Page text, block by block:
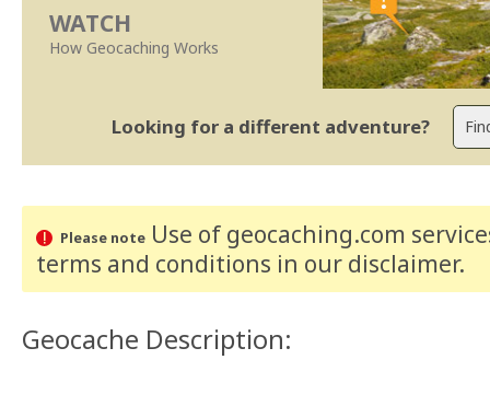
WATCH
How Geocaching Works
Looking for a different adventure?
Please noteUse of geocaching.com
terms and conditions in our disclaimer.
Geocache Description: